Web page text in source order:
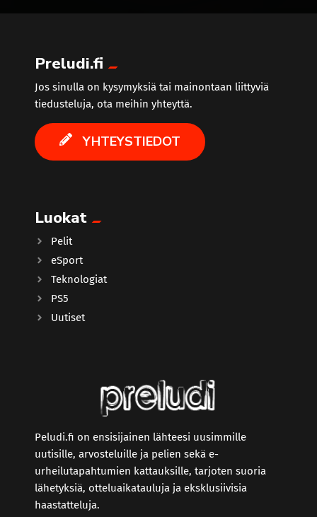
Preludi.fi
Jos sinulla on kysymyksiä tai mainontaan liittyviä
tiedusteluja, ota meihin yhteyttä.
YHTEYSTIEDOT
Luokat
Pelit
eSport
Teknologiat
PS5
Uutiset
Peludi.fi on ensisijainen lähteesi uusimmille
uutisille, arvosteluille ja pelien sekä e-
urheilutapahtumien kattauksille, tarjoten suoria
lähetyksiä, otteluaikatauluja ja eksklusiivisia
haastatteluja.